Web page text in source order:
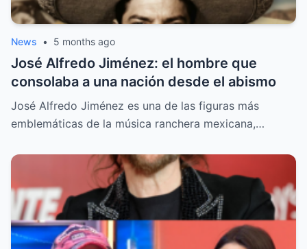
News • 5 months ago
José Alfredo Jiménez: el hombre que
consolaba a una nación desde el abismo
José Alfredo Jiménez es una de las figuras más
emblemáticas de la música ranchera mexicana,…